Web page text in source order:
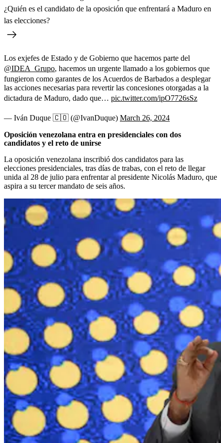
¿Quién es el candidato de la oposición que enfrentará a Maduro en
las elecciones?
Los exjefes de Estado y de Gobierno que hacemos parte del
@IDEA_Grupo, hacemos un urgente llamado a los gobiernos que
fungieron como garantes de los Acuerdos de Barbados a desplegar
las acciones necesarias para revertir las concesiones otorgadas a la
dictadura de Maduro, dado que… pic.twitter.com/ipO7726sSz
— Iván Duque 🇨🇴 (@IvanDuque) March 26, 2024
Oposición venezolana entra en presidenciales con dos
candidatos y el reto de unirse
La oposición venezolana inscribió dos candidatos para las
elecciones presidenciales, tras días de trabas, con el reto de llegar
unida al 28 de julio para enfrentar al presidente Nicolás Maduro, que
aspira a su tercer mandato de seis años.